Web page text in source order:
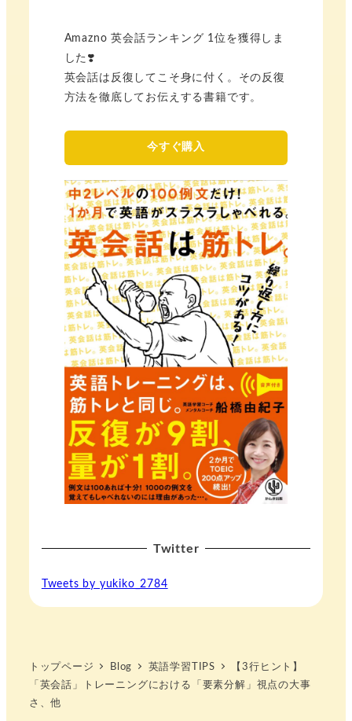
Amazno 英会話ランキング 1位を獲得しま
した❣️
英会話は反復してこそ身に付く。その反復
方法を徹底してお伝えする書籍です。
今すぐ購入
Twitter
Tweets by yukiko_2784
トップページ Blog 英語学習TIPS
【3行ヒント】
「英会話」トレーニングにおける「要素分解」視点の大事
さ、他